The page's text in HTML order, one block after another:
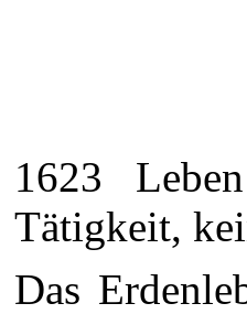
1623 Leben
Tätigkeit,
Das